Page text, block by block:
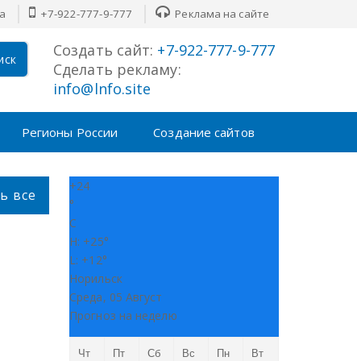
+7-922-777-9-777 Реклама на сайте
Создать сайт: +7-922-777-9-777
Сделать рекламу:
info@lnfo.site
Регионы России Создание сайтов
все
+24
°
C
H: +25°
L: +12°
Норильск
Среда, 05 Август
Прогноз на неделю
Чт Пт Сб Вс Пн Вт